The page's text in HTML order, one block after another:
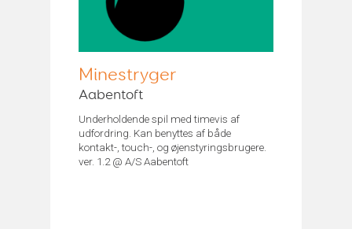
Minestryger
Aabentoft
Underholdende spil med timevis af
udfordring. Kan benyttes af både
kontakt-, touch-, og øjenstyringsbrugere.
ver. 1.2 @ A/S Aabentoft